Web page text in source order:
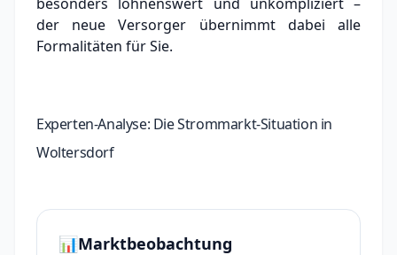
der neue Versorger übernimmt dabei alle
Formalitäten für Sie.
Experten-Analyse: Die Strommarkt-Situation in
Woltersdorf
📊Marktbeobachtung